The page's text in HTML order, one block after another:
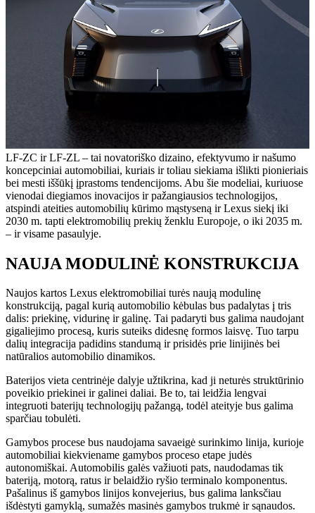
LF-ZC ir LF-ZL – tai novatoriško dizaino, efektyvumo ir našumo
koncepciniai automobiliai, kuriais ir toliau siekiama išlikti pionieriais
bei mesti iššūkį įprastoms tendencijoms. Abu šie modeliai, kuriuose
vienodai diegiamos inovacijos ir pažangiausios technologijos,
atspindi ateities automobilių kūrimo mąstyseną ir Lexus siekį iki
2030 m. tapti elektromobilių prekių ženklu Europoje, o iki 2035 m.
– ir visame pasaulyje.
NAUJA MODULINĖ KONSTRUKCIJA
Naujos kartos Lexus elektromobiliai turės naują modulinę
konstrukciją, pagal kurią automobilio kėbulas bus padalytas į tris
dalis: priekinę, vidurinę ir galinę. Tai padaryti bus galima naudojant
gigaliejimo procesą, kuris suteiks didesnę formos laisvę. Tuo tarpu
dalių integracija padidins standumą ir prisidės prie linijinės bei
natūralios automobilio dinamikos.
Baterijos vieta centrinėje dalyje užtikrina, kad ji neturės struktūrinio
poveikio priekinei ir galinei daliai. Be to, tai leidžia lengvai
integruoti baterijų technologijų pažangą, todėl ateityje bus galima
sparčiau tobulėti.
Gamybos procese bus naudojama savaeigė surinkimo linija, kurioje
automobiliai kiekviename gamybos proceso etape judės
autonomiškai. Automobilis galės važiuoti pats, naudodamas tik
bateriją, motorą, ratus ir belaidžio ryšio terminalo komponentus.
Pašalinus iš gamybos linijos konvejerius, bus galima lanksčiau
išdėstyti gamyklą, sumažės masinės gamybos trukmė ir sąnaudos.